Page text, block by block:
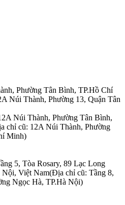
Phường Tân Bình, TP.Hồ Chí
Núi Thành, Phường 13, Quận Tân
Núi Thành, Phường Tân Bình,
chỉ cũ: 12A Núi Thành, Phường
Minh)
5, Tòa Rosary, 89 Lạc Long
Nội, Việt Nam(Địa chỉ cũ: Tầng 8,
Ngọc Hà, TP.Hà Nội)